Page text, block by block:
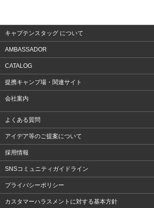
キャプテンスタッグ について
AMBASSADOR
CATALOG
提携キャンプ場・関連サイト
会社案内
よくある質問
アイデア等のご提案について
採用情報
SNSコミュニティガイドライン
プライバシーポリシー
カスタマーハラスメントに対する基本方針